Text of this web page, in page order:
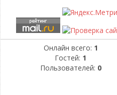
Онлайн всего: 1
Гостей: 1
Пользователей: 0